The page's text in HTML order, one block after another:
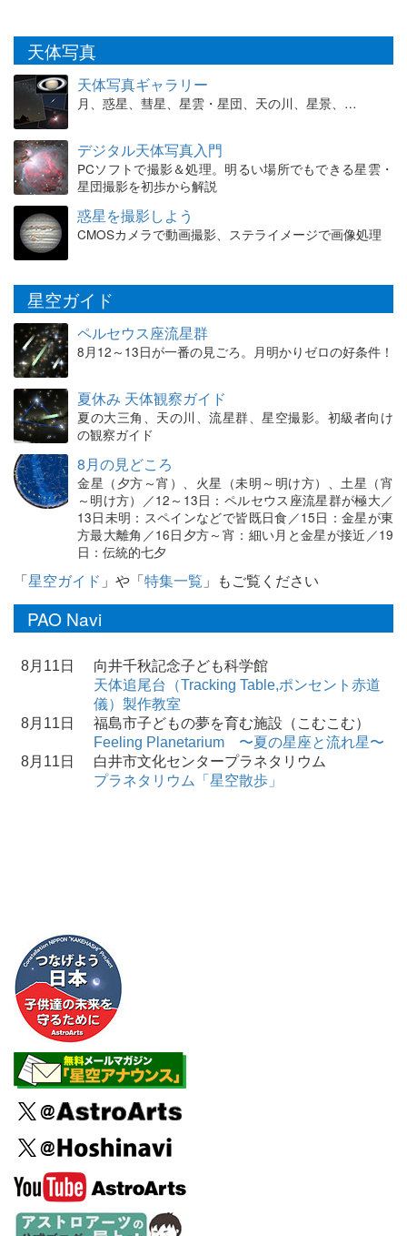
天体写真
天体写真ギャラリー
月、惑星、彗星、星雲・星団、天の川、星景、…
デジタル天体写真入門
PCソフトで撮影＆処理。明るい場所でもできる星雲・
星団撮影を初歩から解説
惑星を撮影しよう
CMOSカメラで動画撮影、ステライメージで画像処理
星空ガイド
ペルセウス座流星群
8月12～13日が一番の見ごろ。月明かりゼロの好条件！
夏休み 天体観察ガイド
夏の大三角、天の川、流星群、星空撮影。初級者向け
の観察ガイド
8月の見どころ
金星（夕方～宵）、火星（未明～明け方）、土星（宵
～明け方）／12～13日：ペルセウス座流星群が極大／
13日未明：スペインなどで皆既日食／15日：金星が東
方最大離角／16日夕方～宵：細い月と金星が接近／19
日：伝統的七夕
「星空ガイド 」や「特集一覧 」もご覧ください
PAO Navi